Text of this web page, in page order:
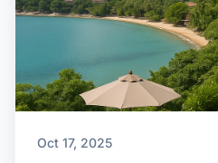
Oct 17, 2025